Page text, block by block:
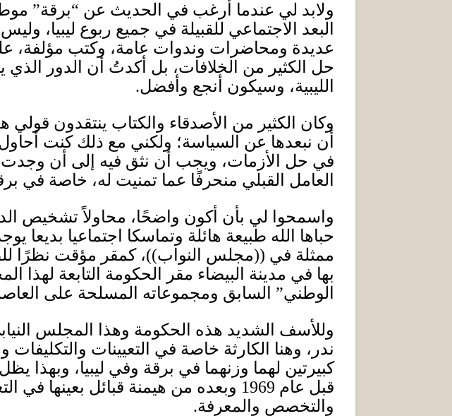
ولابد لي عندما أرغب في الحديث عن “برقة”
البعد الاجتماعي للقبيلة في جميع ربوع
عديدة ومحاضرات وندوات عامة، وكتب مؤلفة،
حل الكثير من الخلافات، بل أكدتُ أن الدور الذي
الليبية، وسيكون أنجع وأفضل.
وكان الكثير من الأصدقاء والكتاب ينتقدون
أن نبعدها عن السياسة؛ ولكني مع ذلك كنت أحاول
في حل الأزمات، ويجب أن نثق فيه إلى أن وجدت
العامل القبلي منحرفًا عما تمنيت له، خاصة في
واسمحوا لي بأن أكون واضحًا، محاولاً تشخيص
حباها الله طبيعة هائلة وتماسكا اجتماعيا
ممثلة في ((مجلس النواب))، كمقر مؤقت نظرًا
بها في مدينة البيضاء مقر الحكومة التابعة
الوطني” السابق ومجموعاته المسلحة على
وللأسف الشديد هذه الحكومة وهذا المجلس
ندر، وهنا الكارثة خاصة في التعيينات
كبيرتين لهما وزنهما في برقة وفي ليبيا، وبهذا
قبل عام 1969 وبعده من هيمنة قبائل بعينها في
والتخصص والمعرفة.